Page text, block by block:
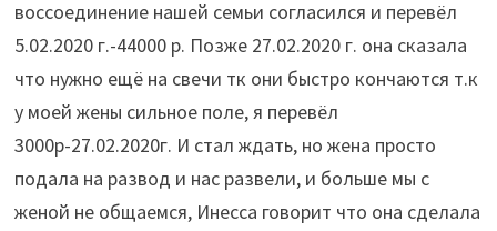
воссоединение нашей семьи согласился и перевёл
5.02.2020 г.-44000 р. Позже 27.02.2020 г. она сказала
что нужно ещё на свечи тк они быстро кончаются т.к
у моей жены сильное поле, я перевёл
3000р-27.02.2020г. И стал ждать, но жена просто
подала на развод и нас развели, и больше мы с
женой не общаемся, Инесса говорит что она сделала